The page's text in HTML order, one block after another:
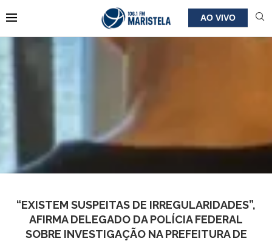
AO VIVO
“EXISTEM SUSPEITAS DE IRREGULARIDADES”,
AFIRMA DELEGADO DA POLÍCIA FEDERAL
SOBRE INVESTIGAÇÃO NA PREFEITURA DE